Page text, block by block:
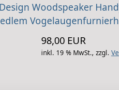
Woodspeaker
98,00 EUR
inkl. 19 % MwSt., zzgl.